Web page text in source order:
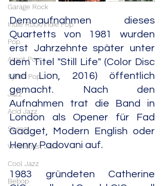
Garage Rock
Indie Rock/Indie Pop
Pop
Avant Pop
Synth Pop
Jazz
Acid Jazz
Swing
Westcoast Jazz
Cool Jazz
Bebop
Demoaufnahmen dieses
Quartetts von 1981 wurden
erst Jahrzehnte später unter
dem Titel "Still Life" (Color Disc
und Lion, 2016) öffentlich
gemacht. Nach den
Aufnahmen trat die Band in
London als Opener für Fad
Gadget, Modern English oder
Henry Padovani auf.
1983 gründeten Catherine